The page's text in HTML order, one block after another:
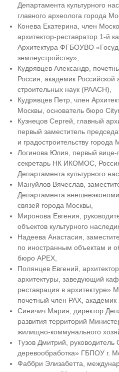
Департамента культурного
главного археолога города
Конева Екатерина, член
архитектор-реставратор 1-й
Архитектура ФГБОУВО
землеустройству»,
Кудрявцев Александр,
Россия, академик Российской
строительных наук (РААСН),
Кудрявцев Петр, член
Москвы, основатель бюро
Кузнецов Сергей, главный
первый заместитель
и градостроительству города
Логинова Юлия, первый вице-
секретарь НК ИКОМОС,
Департамента культурного
Мануйлов Вячеслав,
Департамента
связей города Москвы,
Миронова Евгения,
объектов культурного
Надеева Анастасия,
по иностранным объектам и
бюро APEX,
Полянцев Евгений,
архитектуры, заведующий
реставрация в
почетный член РАХ,
Синичич Мария, директор
развития территорий
жилищно-коммунального
Тузов Дмитрий,
деревообработка» ГБПОУ г.
Фаббри Элизабетта,